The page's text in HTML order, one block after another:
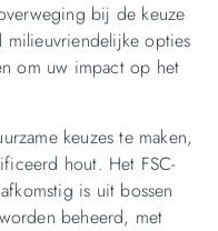
bij de keuze
opties
om uw impact op het
keuzes te maken,
hout. Het FSC-
is uit bossen
beheerd, met